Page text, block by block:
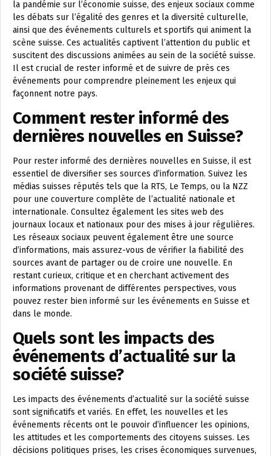
la pandémie sur l’économie suisse, des enjeux sociaux comme
les débats sur l’égalité des genres et la diversité culturelle,
ainsi que des événements culturels et sportifs qui animent la
scène suisse. Ces actualités captivent l’attention du public et
suscitent des discussions animées au sein de la société suisse.
Il est crucial de rester informé et de suivre de près ces
événements pour comprendre pleinement les enjeux qui
façonnent notre pays.
Comment rester informé des
dernières nouvelles en Suisse?
Pour rester informé des dernières nouvelles en Suisse, il est
essentiel de diversifier ses sources d’information. Suivez les
médias suisses réputés tels que la RTS, Le Temps, ou la NZZ
pour une couverture complète de l’actualité nationale et
internationale. Consultez également les sites web des
journaux locaux et nationaux pour des mises à jour régulières.
Les réseaux sociaux peuvent également être une source
d’informations, mais assurez-vous de vérifier la fiabilité des
sources avant de partager ou de croire une nouvelle. En
restant curieux, critique et en cherchant activement des
informations provenant de différentes perspectives, vous
pouvez rester bien informé sur les événements en Suisse et
dans le monde.
Quels sont les impacts des
événements d’actualité sur la
société suisse?
Les impacts des événements d’actualité sur la société suisse
sont significatifs et variés. En effet, les nouvelles et les
événements récents ont le pouvoir d’influencer les opinions,
les attitudes et les comportements des citoyens suisses. Les
décisions politiques prises, les crises économiques survenues,